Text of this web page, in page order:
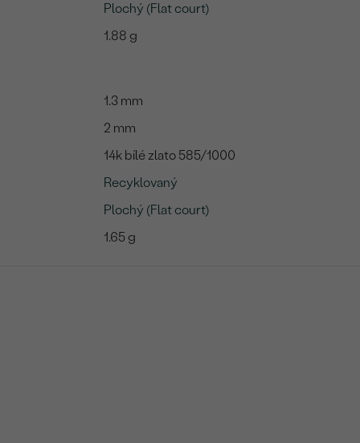
Plochý (Flat court)
1.88 g
1.3 mm
2 mm
14k bílé zlato 585/1000
Recyklovaný
Plochý (Flat court)
1.65 g